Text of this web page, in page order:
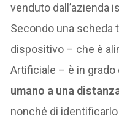
venduto dall’azienda
Secondo una scheda
dispositivo – che è
Artificiale – è in grado
umano a una
nonché di